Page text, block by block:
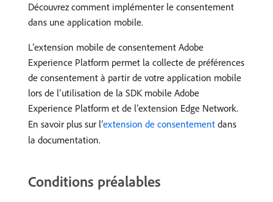
Découvrez comment implémenter le consentement
dans une application mobile.
L’extension mobile de consentement Adobe
Experience Platform permet la collecte de préférences
de consentement à partir de votre application mobile
lors de l’utilisation de la SDK mobile Adobe
Experience Platform et de l’extension Edge Network.
En savoir plus sur l’extension de consentement dans
la documentation.
Conditions préalables